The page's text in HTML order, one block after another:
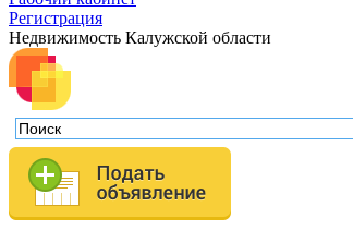
Регистрация
Недвижимость Калужской области